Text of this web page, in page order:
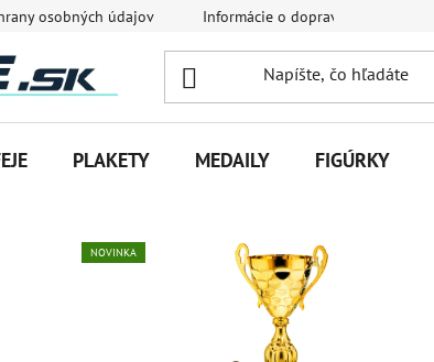
osobných údajov Informácie o doprave
PLAKETY MEDAILY FIGÚRKY
NOVINKA